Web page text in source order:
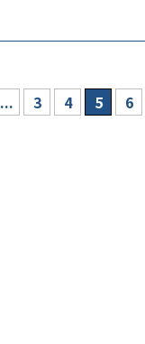
... 3 4 5 6